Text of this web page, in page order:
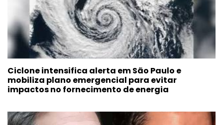
Ciclone intensifica alerta em São Paulo e
mobiliza plano emergencial para evitar
impactos no fornecimento de energia